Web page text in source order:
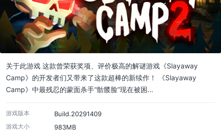
关于此游戏 这款曾荣获奖项、评价极高的解谜游戏《Slayaway
Camp》的开发者们又带来了这款超棒的新续作！ 《Slayaway
Camp》中最残忍的蒙面杀手“骷髅脸”现在被困…
游戏版本 Build.20291409
游戏大小 983MB